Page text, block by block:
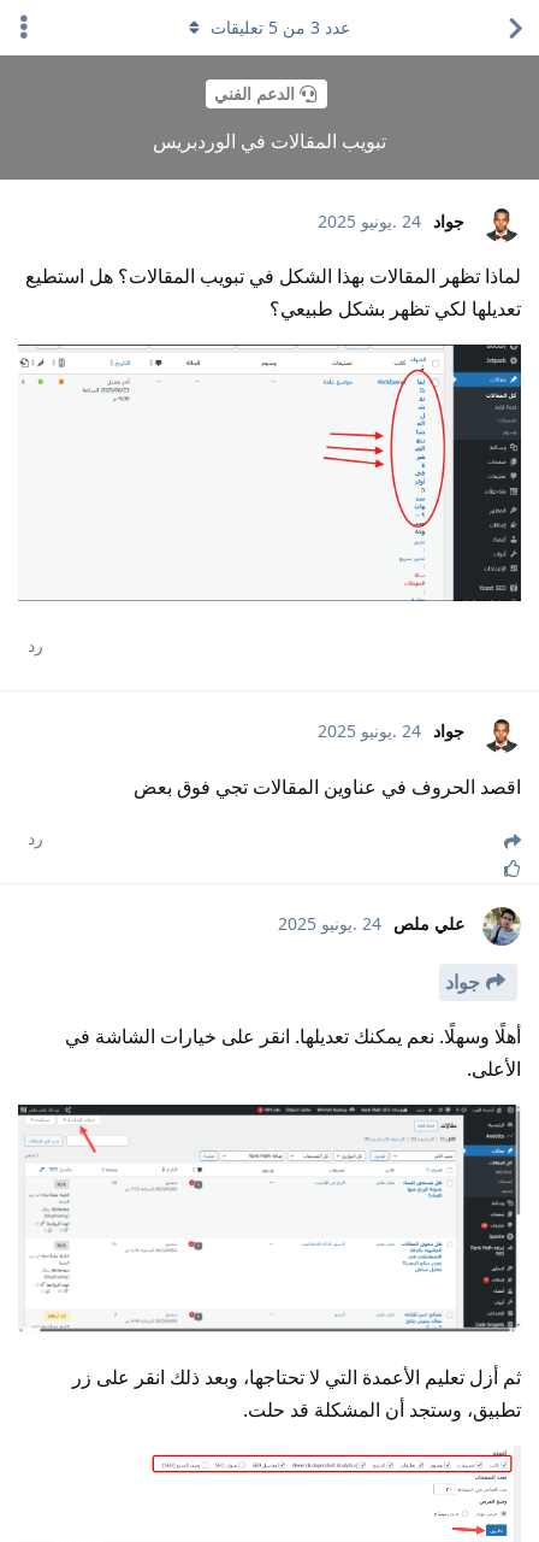
الدعم الفني
تبويب المقالات في الوردبريس
عدد 3 من 5 تعليقات
جواد 24 .يونيو 2025
لماذا تظهر المقالات بهذا الشكل في تبويب المقالات؟ هل استطيع
تعديلها لكي تظهر بشكل طبيعي؟
رد
جواد 24 .يونيو 2025
اقصد الحروف في عناوين المقالات تجي فوق بعض
رد
علي ملص 24 .يونيو 2025
جواد
أهلًا وسهلًا. نعم يمكنك تعديلها. انقر على خيارات الشاشة في
الأعلى.
ثم أزل تعليم الأعمدة التي لا تحتاجها، وبعد ذلك انقر على زر
تطبيق، وستجد أن المشكلة قد حلت.